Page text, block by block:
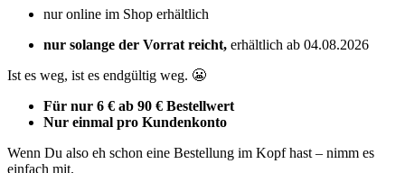
nur online im Shop erhältlich
nur solange der Vorrat reicht, erhältlich ab 04.08.2026
Ist es weg, ist es endgültig weg. 😬
Für nur 6 € ab 90 € Bestellwert
Nur einmal pro Kundenkonto
Wenn Du also eh schon eine Bestellung im Kopf hast – nimm es
einfach mit.